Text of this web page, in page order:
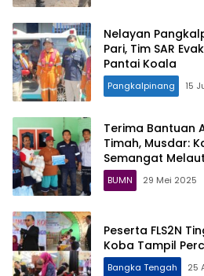
Nelayan
Pari, Tim SAR
Pantai Koala
Pangkalpinang 15
Terima Bantuan
Timah, Musdar:
Semangat Melaut
BUMN 29 Mei 2025
Peserta FLS2N
Koba Tampil
Bangka Tengah 25